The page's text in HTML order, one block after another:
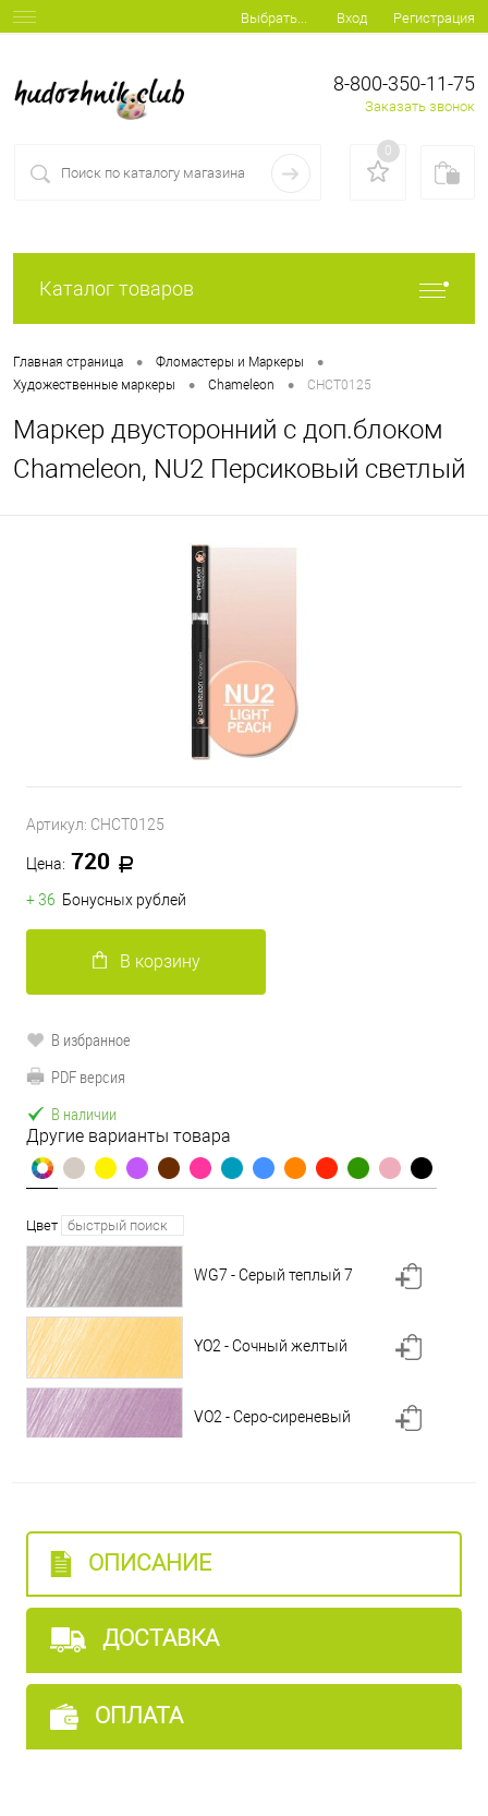
Выбрать... Вход Регистрация
8-800-350-11-75
Заказать звонок
0
Каталог товаров
Главная страница • Фломастеры и Маркеры •
Художественные маркеры • Chameleon • CHCT0125
Маркер двусторонний с доп.блоком
Chameleon, NU2 Персиковый светлый
Артикул: CHCT0125
Цена: 720
+ 36 Бонусных рублей
В корзину
В избранное
PDF версия
В наличии
Другие варианты товара
Цвет
WG7 - Серый теплый 7
YO2 - Сочный желтый
VO2 - Серо-сиреневый
PK5 - Фуксия
PK4 - Розовый пион
ОПИСАНИЕ
ДОСТАВКА
ОПЛАТА